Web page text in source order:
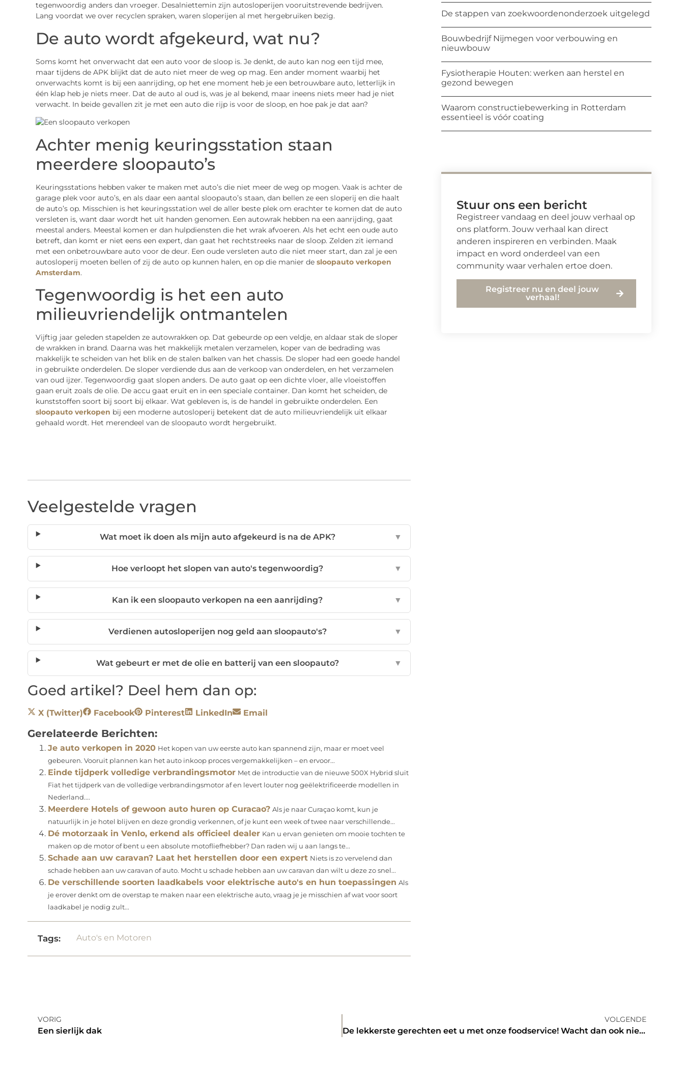
tegenwoordig anders dan vroeger. Desalniettemin zijn autosloperijen vooruitstrevende bedrijven.
Lang voordat we over recyclen spraken, waren sloperijen al met hergebruiken bezig.
De auto wordt afgekeurd, wat nu?
Soms komt het onverwacht dat een auto voor de sloop is. Je denkt, de auto kan nog een tijd mee,
maar tijdens de APK blijkt dat de auto niet meer de weg op mag. Een ander moment waarbij het
onverwachts komt is bij een aanrijding, op het ene moment heb je een betrouwbare auto, letterlijk in
één klap heb je niets meer. Dat de auto al oud is, was je al bekend, maar ineens niets meer had je niet
verwacht. In beide gevallen zit je met een auto die rijp is voor de sloop, en hoe pak je dat aan?
Achter menig keuringsstation staan
meerdere sloopauto’s
Keuringsstations hebben vaker te maken met auto’s die niet meer de weg op mogen. Vaak is achter de
garage plek voor auto’s, en als daar een aantal sloopauto’s staan, dan bellen ze een sloperij en die haalt
de auto’s op. Misschien is het keuringsstation wel de aller beste plek om erachter te komen dat de auto
versleten is, want daar wordt het uit handen genomen. Een autowrak hebben na een aanrijding, gaat
meestal anders. Meestal komen er dan hulpdiensten die het wrak afvoeren. Als het echt een oude auto
betreft, dan komt er niet eens een expert, dan gaat het rechtstreeks naar de sloop. Zelden zit iemand
met een onbetrouwbare auto voor de deur. Een oude versleten auto die niet meer start, dan zal je een
autosloperij moeten bellen of zij de auto op kunnen halen, en op die manier de sloopauto verkopen
Amsterdam.
Tegenwoordig is het een auto
milieuvriendelijk ontmantelen
Vijftig jaar geleden stapelden ze autowrakken op. Dat gebeurde op een veldje, en aldaar stak de sloper
de wrakken in brand. Daarna was het makkelijk metalen verzamelen, koper van de bedrading was
makkelijk te scheiden van het blik en de stalen balken van het chassis. De sloper had een goede handel
in gebruikte onderdelen. De sloper verdiende dus aan de verkoop van onderdelen, en het verzamelen
van oud ijzer. Tegenwoordig gaat slopen anders. De auto gaat op een dichte vloer, alle vloeistoffen
gaan eruit zoals de olie. De accu gaat eruit en in een speciale container. Dan komt het scheiden, de
kunststoffen soort bij soort bij elkaar. Wat gebleven is, is de handel in gebruikte onderdelen. Een
sloopauto verkopen bij een moderne autosloperij betekent dat de auto milieuvriendelijk uit elkaar
gehaald wordt. Het merendeel van de sloopauto wordt hergebruikt.
Veelgestelde vragen
Wat moet ik doen als mijn auto afgekeurd is na de APK? ▼
Hoe verloopt het slopen van auto's tegenwoordig? ▼
Kan ik een sloopauto verkopen na een aanrijding? ▼
Verdienen autosloperijen nog geld aan sloopauto's? ▼
Wat gebeurt er met de olie en batterij van een sloopauto? ▼
Goed artikel? Deel hem dan op:
X (Twitter) Facebook Pinterest LinkedIn Email
Gerelateerde Berichten:
Je auto verkopen in 2020 Het kopen van uw eerste auto kan spannend zijn, maar er moet veel
gebeuren. Vooruit plannen kan het auto inkoop proces vergemakkelijken – en ervoor...
Einde tijdperk volledige verbrandingsmotor Met de introductie van de nieuwe 500X Hybrid sluit
Fiat het tijdperk van de volledige verbrandingsmotor af en levert louter nog geëlektrificeerde modellen in
Nederland....
Meerdere Hotels of gewoon auto huren op Curacao? Als je naar Curaçao komt, kun je
natuurlijk in je hotel blijven en deze grondig verkennen, of je kunt een week of twee naar verschillende...
Dé motorzaak in Venlo, erkend als officieel dealer Kan u ervan genieten om mooie tochten te
maken op de motor of bent u een absolute motofliefhebber? Dan raden wij u aan langs te...
Schade aan uw caravan? Laat het herstellen door een expert Niets is zo vervelend dan
schade hebben aan uw caravan of auto. Mocht u schade hebben aan uw caravan dan wilt u deze zo snel...
De verschillende soorten laadkabels voor elektrische auto's en hun toepassingen Als
je erover denkt om de overstap te maken naar een elektrische auto, vraag je je misschien af wat voor soort
laadkabel je nodig zult...
Tags: Auto's en Motoren
De stappen van zoekwoordenonderzoek uitgelegd
Bouwbedrijf Nijmegen voor verbouwing en
nieuwbouw
Fysiotherapie Houten: werken aan herstel en
gezond bewegen
Waarom constructiebewerking in Rotterdam
essentieel is vóór coating
Stuur ons een bericht
Registreer vandaag en deel jouw verhaal op
ons platform. Jouw verhaal kan direct
anderen inspireren en verbinden. Maak
impact en word onderdeel van een
community waar verhalen ertoe doen.
Registreer nu en deel jouw
verhaal!
VORIG
Een sierlijk dak
VOLGENDE
De lekkerste gerechten eet u met onze foodservice! Wacht dan ook niet langer en laat u smaakpupill